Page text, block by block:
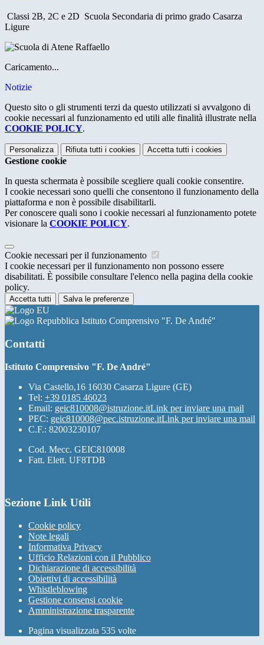
Classi 2B, 2C e 2D Scuola Secondaria di primo grado Casarza
Ligure
Caricamento...
Notizie
Questo sito o gli strumenti terzi da questo utilizzati si avvalgono di
cookie necessari al funzionamento ed utili alle finalità illustrate nella
COOKIE POLICY.
Personalizza Rifiuta tutti i cookies Accetta tutti i cookies
Gestione cookie
In questa schermata è possibile scegliere quali cookie consentire.
I cookie necessari sono quelli che consentono il funzionamento della
piattaforma e non è possibile disabilitarli.
Per conoscere quali sono i cookie necessari al funzionamento potete
visionare la COOKIE POLICY.
Cookie necessari per il funzionamento
I cookie necessari per il funzionamento non possono essere
disabilitati. È possibile consultare l'elenco nella pagina della cookie
policy.
Accetta tutti Salva le preferenze
Istituto Comprensivo "F. De André"
Contatti
Istituto Comprensivo "F. De André"
Via Castello,16 16030 Casarza Ligure (GE)
Tel: +39 0185 46023
Email: geic810008@istruzione.itLink per inviare una mail
PEC: geic810008@pec.istruzione.itLink per inviare una mail
C.F.: 82003230107
Cod. Mecc. GEIC810008
Fatt. Elett. UF8TDB
Sezione Link Utili
Cookie policy
Note legali
Informativa Privacy
Ufficio Relazioni con il Pubblico
Dichiarazione di accessibilità
Obiettivi di accessibilità
Whistleblowing
Gestione consensi cookie
Amministrazione trasparente
Pagina visualizzata 535 volte